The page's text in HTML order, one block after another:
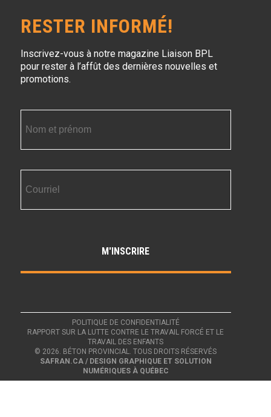
RESTER INFORMÉ!
Inscrivez-vous à notre magazine Liaison BPL
pour rester à l’affût des dernières nouvelles et
promotions.
POLITIQUE DE CONFIDENTIALITÉ
RAPPORT SUR LA LUTTE CONTRE LE TRAVAIL FORCÉ ET LE
TRAVAIL DES ENFANTS
© 2026. BÉTON PROVINCIAL. TOUS DROITS RÉSERVÉS
SAFRAN.CA / DESIGN GRAPHIQUE ET SOLUTION
NUMÉRIQUES À QUÉBEC